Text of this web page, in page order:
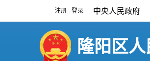
注册 登录 中央人民政府
隆阳区